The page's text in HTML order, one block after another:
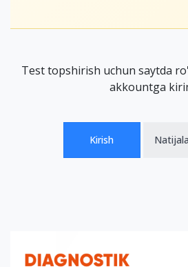
Test topshirish uchun saytda
akkountga
Kirish